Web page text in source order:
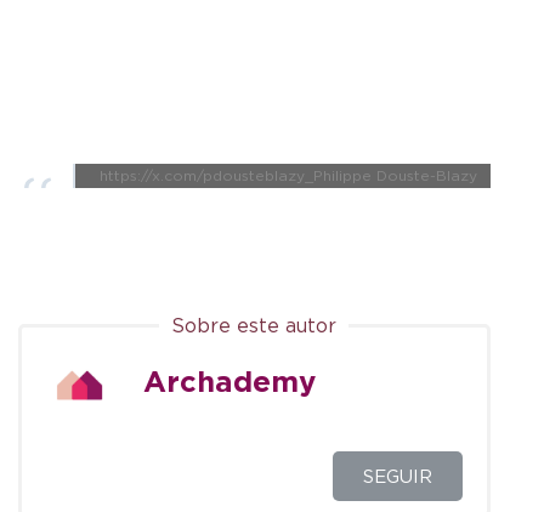
https://x.com/pdousteblazy_Philippe Douste-Blazy
Sobre este autor
Archademy
SEGUIR